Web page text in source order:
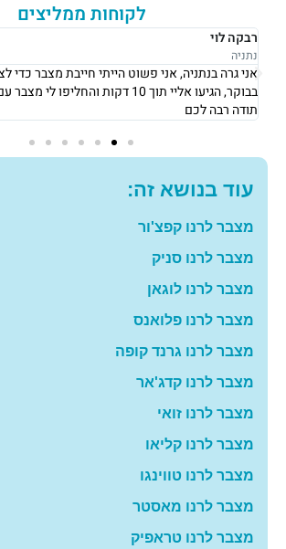
לקוחות ממליצים
רבקה לוי
נתניה
בבוקר, הגיעו אליי תוך 10 דקות
תודה רבה לכם
עוד בנושא זה:
מצבר לרנו קפצ'ור
מצבר לרנו סניק
מצבר לרנו לוגאן
מצבר לרנו פלואנס
מצבר לרנו גרנד קופה
מצבר לרנו קדג'אר
מצבר לרנו זואי
מצבר לרנו קליאו
מצבר לרנו טווינגו
מצבר לרנו מאסטר
מצבר לרנו טראפיק